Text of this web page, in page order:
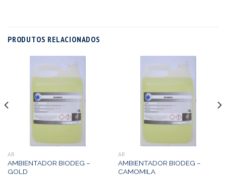
PRODUTOS RELACIONADOS
AR
AMBIENTADOR BIODEG –
GOLD
AR
AMBIENTADOR BIODEG –
CAMOMILA